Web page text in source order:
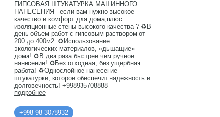
ГИПСОВАЯ ШТУКАТУРКА МАШИННОГО
НАНЕСЕНИЯ: -если вам нужно высокое
качество и комфорт для дома,плюс
изоляционные стены высокого качества ? ♻️В
день объем работ с гипсовым раствором от
200 до 400м2! ♻️Использование
экологических материалов, «дышащие»
дома! ♻️В два раза быстрее чем ручное
нанесение! ♻️Без отходная, без ущербная
работа! ♻️Однослойное нанесение
штукатурки, которое обеспечит надежность и
долговечность! +998935708888
подробнее
+998 98 3078932